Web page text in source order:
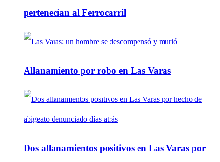
pertenecían al Ferrocarril
Allanamiento por robo en Las Varas
Dos allanamientos positivos en Las Varas por